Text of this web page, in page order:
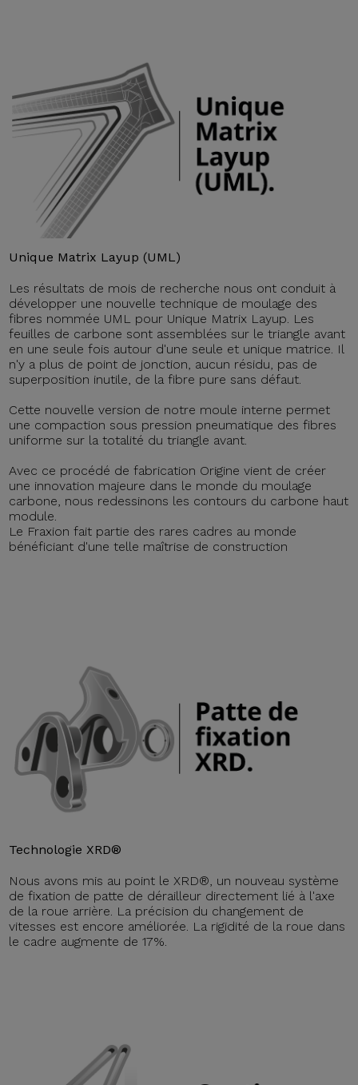
Unique Matrix Layup (UML)
Les résultats de mois de recherche nous ont conduit à
développer une nouvelle technique de moulage des
fibres nommée UML pour Unique Matrix Layup. Les
feuilles de carbone sont assemblées sur le triangle avant
en une seule fois autour d'une seule et unique matrice. Il
n'y a plus de point de jonction, aucun résidu, pas de
superposition inutile, de la fibre pure sans défaut.
Cette nouvelle version de notre moule interne permet
une compaction sous pression pneumatique des fibres
uniforme sur la totalité du triangle avant.
Avec ce procédé de fabrication Origine vient de créer
une innovation majeure dans le monde du moulage
carbone, nous redessinons les contours du carbone haut
module.
Le Fraxion fait partie des rares cadres au monde
bénéficiant d'une telle maîtrise de construction
Technologie XRD®
Nous avons mis au point le XRD®, un nouveau système
de fixation de patte de dérailleur directement lié à l'axe
de la roue arrière. La précision du changement de
vitesses est encore améliorée. La rigidité de la roue dans
le cadre augmente de 17%.